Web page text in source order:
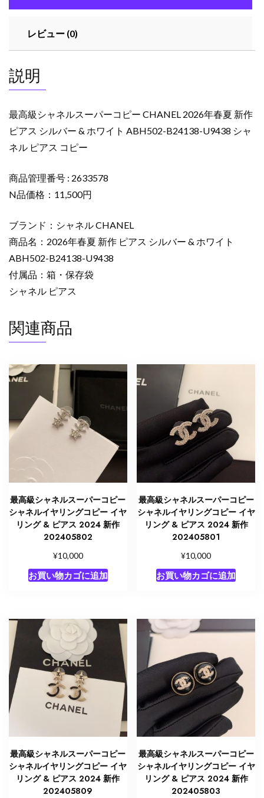
ー
ー
2026
年
夏
新
作
ア
ス
ル
ー
&
ホ
ワ
ト
ABH502-
シ
ピ
ー
個
レビュー (0)
説明
最高級シャネルスーパーコピー CHANEL 2026年春夏 新作
ピアス シルバー & ホワイト ABH502-B24138-U9438 シャ
ネル ピアス コピー
商品管理番号 : 2633578
N品価格：11,500円
ブランド：シャネル CHANEL
商品名：2026年春夏 新作 ピアス シルバー & ホワイト
ABH502-B24138-U9438
付属品：箱・保存袋
シャネル ピアス
関連商品
最高級シャネルスーパーコピー
シャネルイヤリングコピー イヤ
リング & ピアス 2024 新作
202405802
¥10,000
お買い物カゴに追加
最高級シャネルスーパーコピー
シャネルイヤリングコピー イヤ
リング & ピアス 2024 新作
202405801
¥10,000
お買い物カゴに追加
最高級シャネルスーパーコピー
シャネルイヤリングコピー イヤ
リング & ピアス 2024 新作
202405809
最高級シャネルスーパーコピー
シャネルイヤリングコピー イヤ
リング & ピアス 2024 新作
202405803